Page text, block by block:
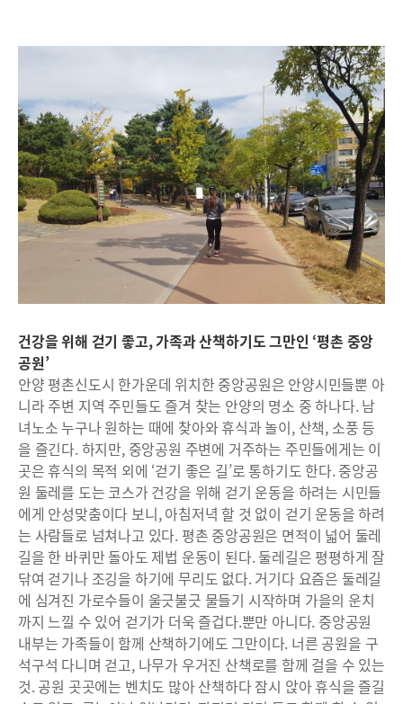
건강을 위해 걷기 좋고, 가족과 산책하기도 그만인 ‘평촌 중앙
공원’
안양 평촌신도시 한가운데 위치한 중앙공원은 안양시민들뿐 아
니라 주변 지역 주민들도 즐겨 찾는 안양의 명소 중 하나다. 남
녀노소 누구나 원하는 때에 찾아와 휴식과 놀이, 산책, 소풍 등
을 즐긴다. 하지만, 중앙공원 주변에 거주하는 주민들에게는 이
곳은 휴식의 목적 외에 ‘걷기 좋은 길’로 통하기도 한다. 중앙공
원 둘레를 도는 코스가 건강을 위해 걷기 운동을 하려는 시민들
에게 안성맞춤이다 보니, 아침저녁 할 것 없이 걷기 운동을 하려
는 사람들로 넘쳐나고 있다. 평촌 중앙공원은 면적이 넓어 둘레
길을 한 바퀴만 돌아도 제법 운동이 된다. 둘레길은 평평하게 잘
닦여 걷기나 조깅을 하기에 무리도 없다. 거기다 요즘은 둘레길
에 심겨진 가로수들이 울긋불긋 물들기 시작하며 가을의 운치
까지 느낄 수 있어 걷기가 더욱 즐겁다.뿐만 아니다. 중앙공원
내부는 가족들이 함께 산책하기에도 그만이다. 너른 공원을 구
석구석 다니며 걷고, 나무가 우거진 산책로를 함께 걸을 수 있는
것. 공원 곳곳에는 벤치도 많아 산책하다 잠시 앉아 휴식을 즐길